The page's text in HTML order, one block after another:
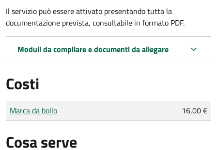
Il servizio può essere attivato presentando tutta la
documentazione prevista, consultabile in formato PDF.
Moduli da compilare e documenti da allegare
Costi
Tipo di pagamento
Importo
Marca da bollo 16,00 €
Cosa serve